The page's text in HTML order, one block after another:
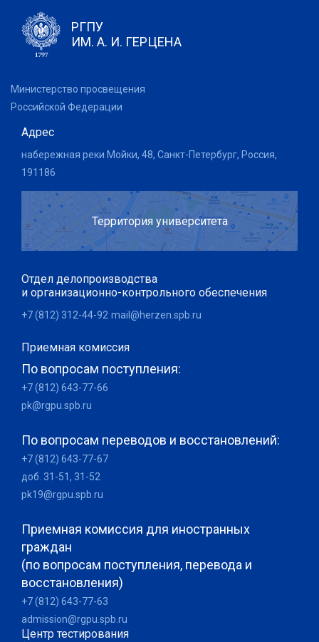
РГПУ
ИМ. А. И. ГЕРЦЕНА
Министерство просвещения
Российской Федерации
Адрес
набережная реки Мойки, 48, Санкт-Петербург, Россия,
191186
Территория университета
Отдел делопроизводства
и организационно-контрольного обеспечения
+7 (812) 312-44-92 mail@herzen.spb.ru
Приемная комиссия
По вопросам поступления:
+7 (812) 643-77-66
pk@rgpu.spb.ru
По вопросам переводов и восстановлений:
+7 (812) 643-77-67
доб. 31-51, 31-52
pk19@rgpu.spb.ru
Приемная комиссия для иностранных
граждан
(по вопросам поступления, перевода и
восстановления)
+7 (812) 643-77-63
admission@rgpu.spb.ru
Центр тестирования